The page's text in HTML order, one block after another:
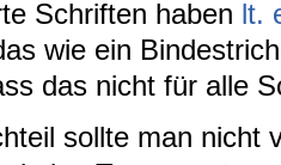
Schriften haben lt.
wie ein
das nicht für alle
sollte man